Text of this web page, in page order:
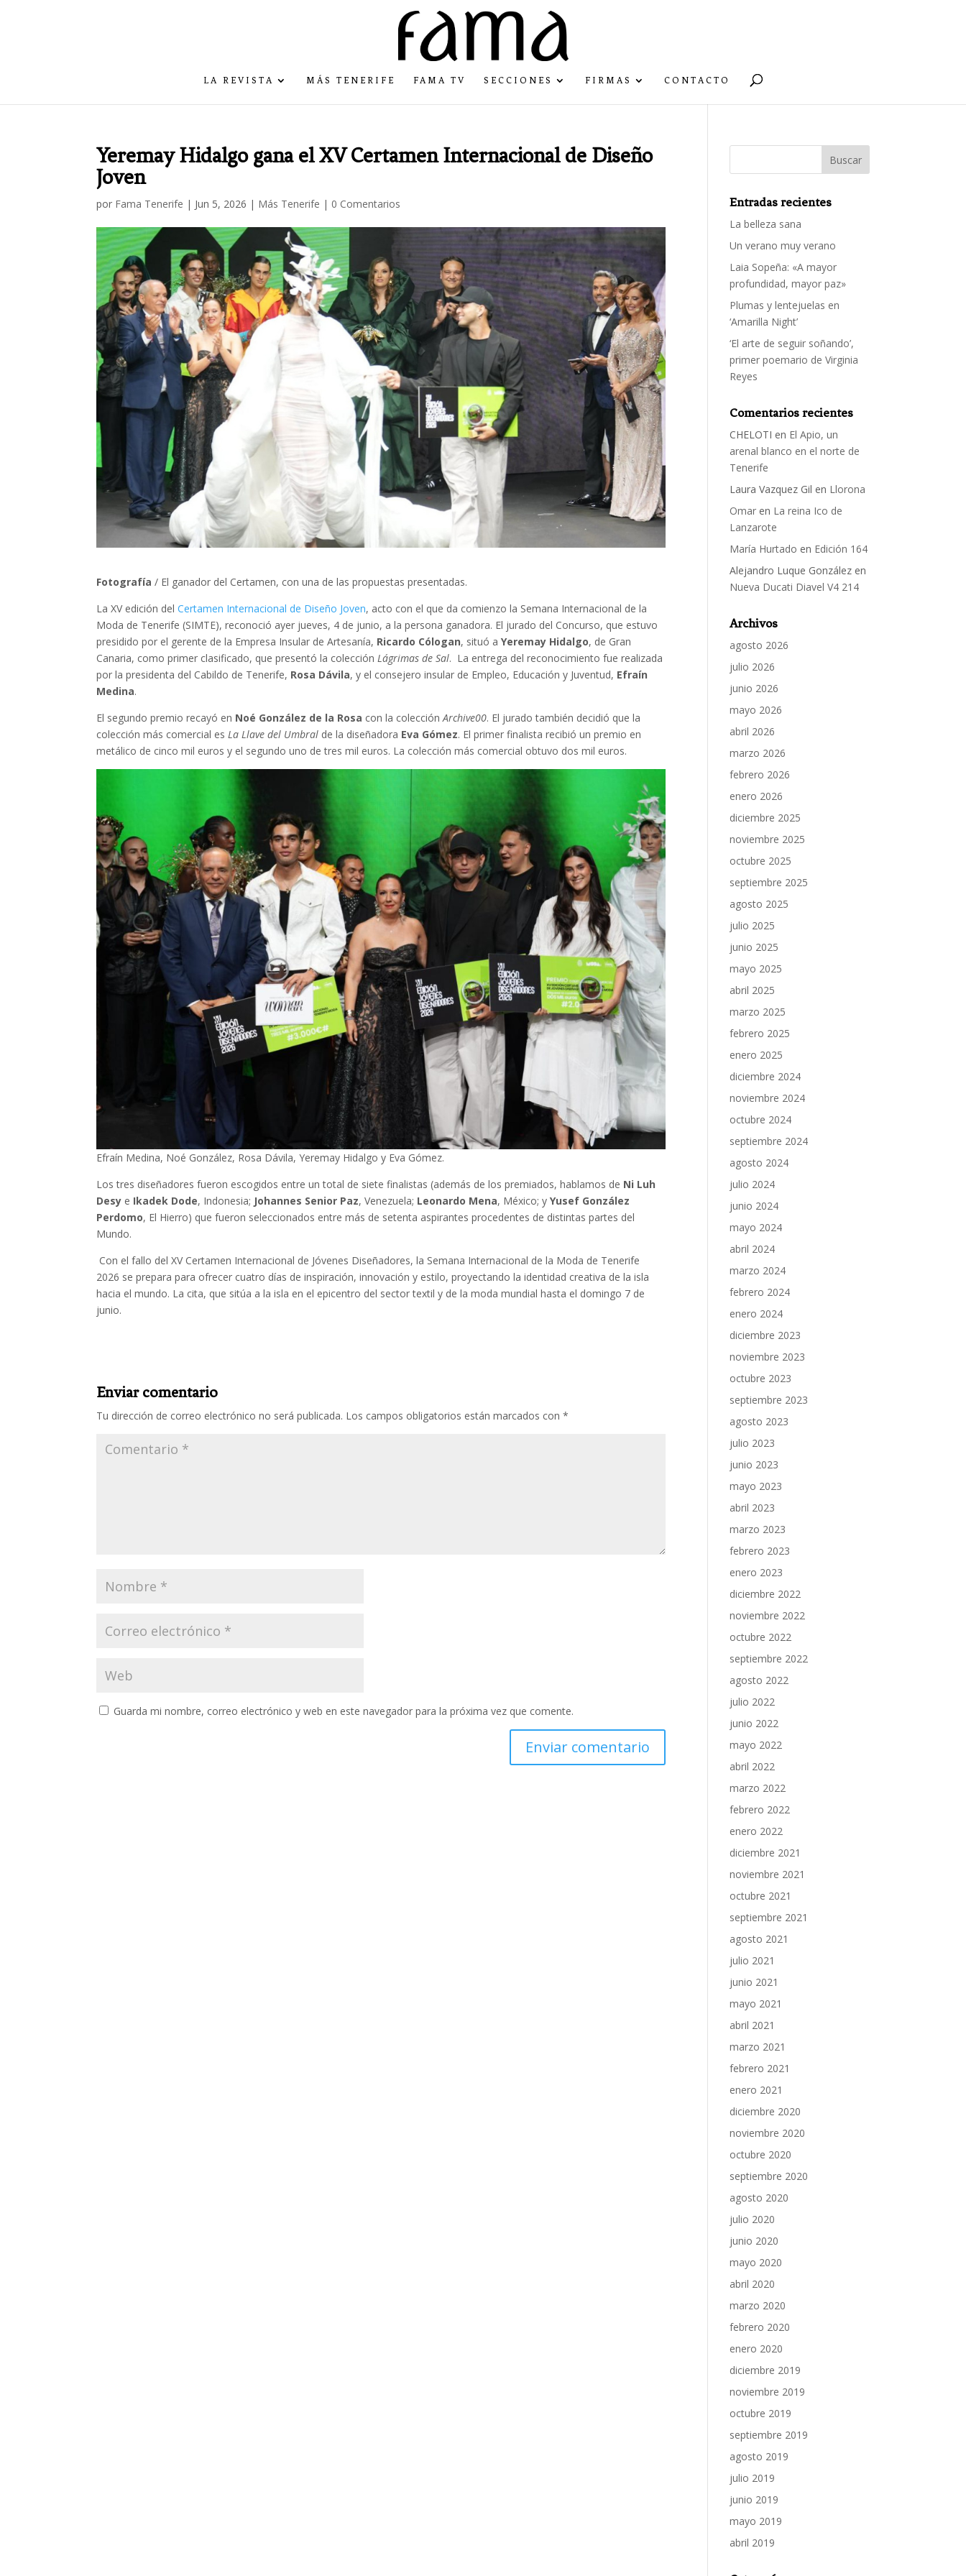
LA REVISTA MÁS TENERIFE FAMA TV SECCIONES FIRMAS CONTACTO
Yeremay Hidalgo gana el XV Certamen Internacional de Diseño
Joven
por Fama Tenerife | Jun 5, 2026 | Más Tenerife | 0 Comentarios
Fotografía / El ganador del Certamen, con una de las propuestas presentadas.
La XV edición delCertamen Internacional de Diseño Joven, acto con el que da comienzo la Semana Internacional de la
Moda de Tenerife (SIMTE), reconoció ayer jueves, 4 de junio, a la persona ganadora. El jurado del Concurso, que estuvo
presidido por el gerente de la Empresa Insular de Artesanía, Ricardo Cólogan, situó aYeremay Hidalgo, de Gran
Canaria, como primer clasificado, que presentó la colecciónLágrimas de Sal. La entrega del reconocimiento fue realizada
por la presidenta del Cabildo de Tenerife, Rosa Dávila, y el consejero insular de Empleo, Educación y Juventud, Efraín
Medina.
El segundo premio recayó en Noé González de la Rosa con la colecciónArchive00. El jurado también decidió que la
colección más comercial esLa Llave del Umbral de la diseñadora Eva Gómez. El primer finalista recibió un premio en
metálico de cinco mil euros y el segundo uno de tres mil euros. La colección más comercial obtuvo dos mil euros.
Efraín Medina, Noé González, Rosa Dávila, Yeremay Hidalgo y Eva Gómez.
Los tres diseñadores fueron escogidos entre un total de siete finalistas (además de los premiados, hablamos de Ni Luh
Desy e Ikadek Dode, Indonesia; Johannes Senior Paz, Venezuela; Leonardo Mena, México; yYusef González
Perdomo, El Hierro) que fueron seleccionados entre más de setenta aspirantes procedentes de distintas partes del
Mundo.
Con el fallo del XV Certamen Internacional de Jóvenes Diseñadores, la Semana Internacional de la Moda de Tenerife
2026 se prepara para ofrecer cuatro días de inspiración, innovación y estilo, proyectando la identidad creativa de la isla
hacia el mundo. La cita, que sitúa a la isla en el epicentro del sector textil y de la moda mundial hasta el domingo 7 de
junio.
Enviar comentario
Tu dirección de correo electrónico no será publicada. Los campos obligatorios están marcados con*
Guarda mi nombre, correo electrónico y web en este navegador para la próxima vez que comente.
Entradas recientes
La belleza sana
Un verano muy verano
Laia Sopeña: «A mayor
profundidad, mayor paz»
Plumas y lentejuelas en
‘Amarilla Night’
‘El arte de seguir soñando’,
primer poemario de Virginia
Reyes
Comentarios recientes
CHELOTI en El Apio, un
arenal blanco en el norte de
Tenerife
Laura Vazquez Gil en Llorona
Omar en La reina Ico de
Lanzarote
María Hurtado en Edición 164
Alejandro Luque González en
Nueva Ducati Diavel V4 214
Archivos
agosto 2026
julio 2026
junio 2026
mayo 2026
abril 2026
marzo 2026
febrero 2026
enero 2026
diciembre 2025
noviembre 2025
octubre 2025
septiembre 2025
agosto 2025
julio 2025
junio 2025
mayo 2025
abril 2025
marzo 2025
febrero 2025
enero 2025
diciembre 2024
noviembre 2024
octubre 2024
septiembre 2024
agosto 2024
julio 2024
junio 2024
mayo 2024
abril 2024
marzo 2024
febrero 2024
enero 2024
diciembre 2023
noviembre 2023
octubre 2023
septiembre 2023
agosto 2023
julio 2023
junio 2023
mayo 2023
abril 2023
marzo 2023
febrero 2023
enero 2023
diciembre 2022
noviembre 2022
octubre 2022
septiembre 2022
agosto 2022
julio 2022
junio 2022
mayo 2022
abril 2022
marzo 2022
febrero 2022
enero 2022
diciembre 2021
noviembre 2021
octubre 2021
septiembre 2021
agosto 2021
julio 2021
junio 2021
mayo 2021
abril 2021
marzo 2021
febrero 2021
enero 2021
diciembre 2020
noviembre 2020
octubre 2020
septiembre 2020
agosto 2020
julio 2020
junio 2020
mayo 2020
abril 2020
marzo 2020
febrero 2020
enero 2020
diciembre 2019
noviembre 2019
octubre 2019
septiembre 2019
agosto 2019
julio 2019
junio 2019
mayo 2019
abril 2019